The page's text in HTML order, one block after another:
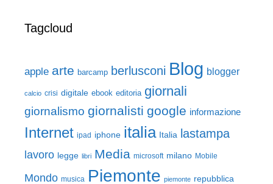
Tagcloud
apple arte barcamp berlusconi Blog blogger
calcio crisi digitale ebook editoria giornali
giornalismo giornalisti google informazione
Internet ipad iphone italia Italia lastampa
lavoro legge libri Media microsoft milano Mobile
Mondo musica Piemonte piemonte repubblica